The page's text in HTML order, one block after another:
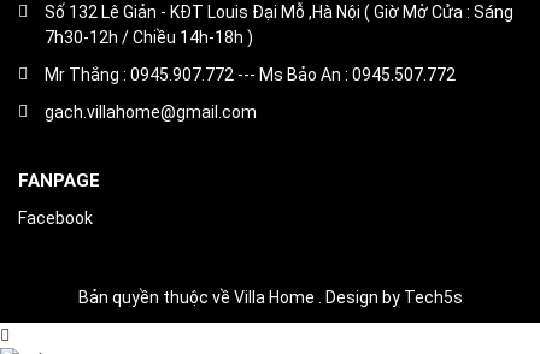
Số 132 Lê Giản - KĐT Louis Đại Mỗ ,Hà Nội ( Giờ Mở Cửa : Sáng
7h30-12h / Chiều 14h-18h )
Mr Thắng : 0945.907.772 --- Ms Bảo An : 0945.507.772
gach.villahome@gmail.com
FANPAGE
Facebook
Bản quyền thuộc về Villa Home . Design by Tech5s